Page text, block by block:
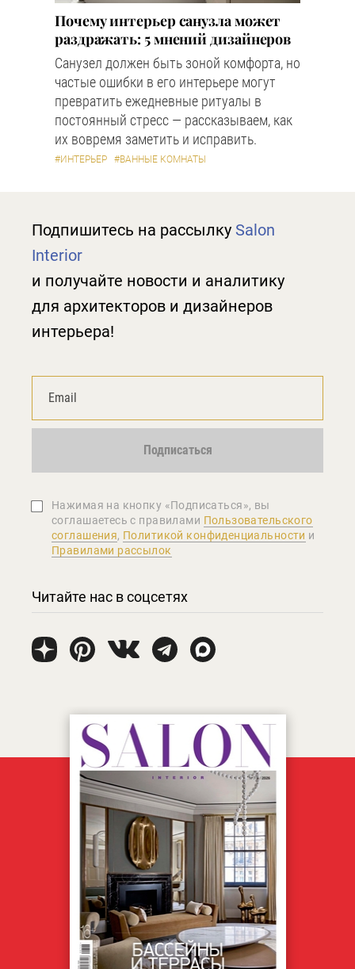
Почему интерьер санузла может
раздражать: 5 мнений дизайнеров
Санузел должен быть зоной комфорта, но
частые ошибки в его интерьере могут
превратить ежедневные ритуалы в
постоянный стресс — рассказываем, как
их вовремя заметить и исправить.
#ИНТЕРЬЕР #ВАННЫЕ КОМНАТЫ
Подпишитесь на рассылку Salon
Interior
и получайте новости и аналитику
для архитекторов и дизайнеров
интерьера!
Подписаться
Нажимая на кнопку «Подписаться», вы
соглашаетеcь с правилами Пользовательского
соглашения, Политикой конфиденциальности и
Правилами рассылок
Читайте нас в соцсетях